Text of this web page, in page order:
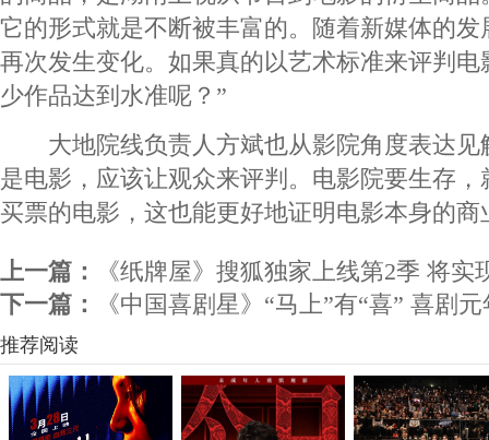
它的形式就是不断被丰富的。随着新媒体的
再次发生变化。如果真的以艺术标准来评判
少作品达到水准呢？”
大地院线负责人方斌也从影院角度表达见
是电影，应该让观众来评判。电影院要生存
买票的电影，这也能更好地证明电影本身的商
上一篇：
《纸牌屋》搜狐独家上线第2季 将实
下一篇：
《中国喜剧星》“马上”有“喜” 喜剧
推荐阅读